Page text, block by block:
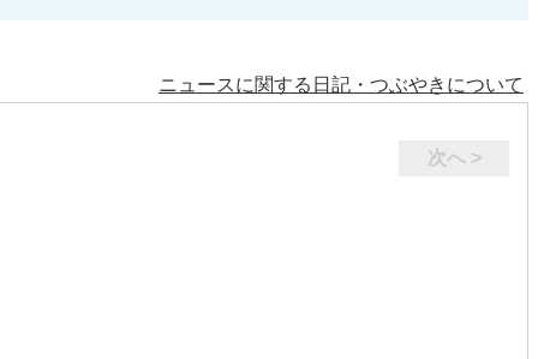
ニュースに関する日記・つぶやきについて
次へ >